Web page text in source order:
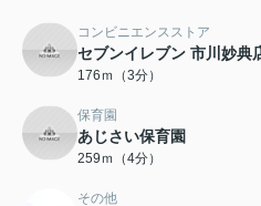
コンビニエンスストア
セブンイレブン 市川妙典
176ｍ（3分）
保育園
あじさい保育園
259ｍ（4分）
その他